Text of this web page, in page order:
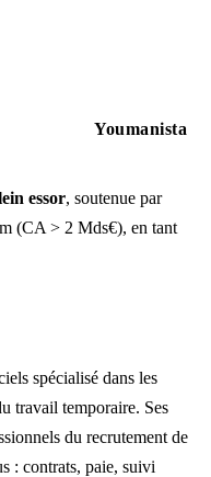
Youmanista
essor, soutenue par
(CA > 2 Mds€), en tant
spécialisé dans les
travail temporaire. Ses
du recrutement de
: contrats, paie, suivi